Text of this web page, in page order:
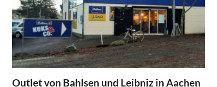
Outlet von Bahlsen und Leibniz in Aachen